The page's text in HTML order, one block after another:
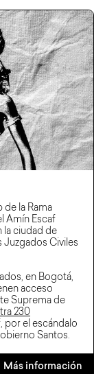
de la Rama
Amín Escaf
la ciudad de
Juzgados Civiles
en Bogotá,
acceso
Suprema de
230
por el escándalo
Santos.
Más información